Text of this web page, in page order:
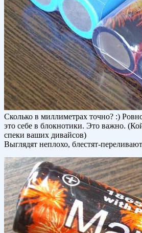
Сколько в миллиметрах точно? :)
это себе в блокнотики. Это важно.
спеки ваших дивайсов)
Выглядят неплохо, блестят-